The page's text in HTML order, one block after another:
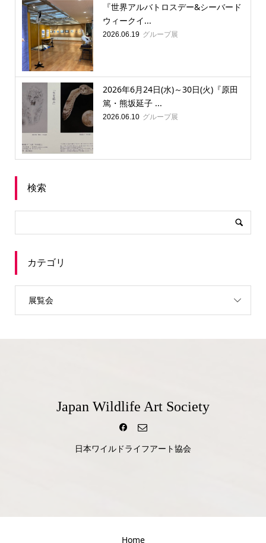
『世界アルバトロスデー&シーバード
ウィークイ...
2026.06.19 グループ展
2026年6月24日(水)～30日(火)『原田
篤・熊坂延子 ...
2026.06.10 グループ展
検索
カテゴリ
展覧会
Japan Wildlife Art Society
日本ワイルドライフアート協会
Home